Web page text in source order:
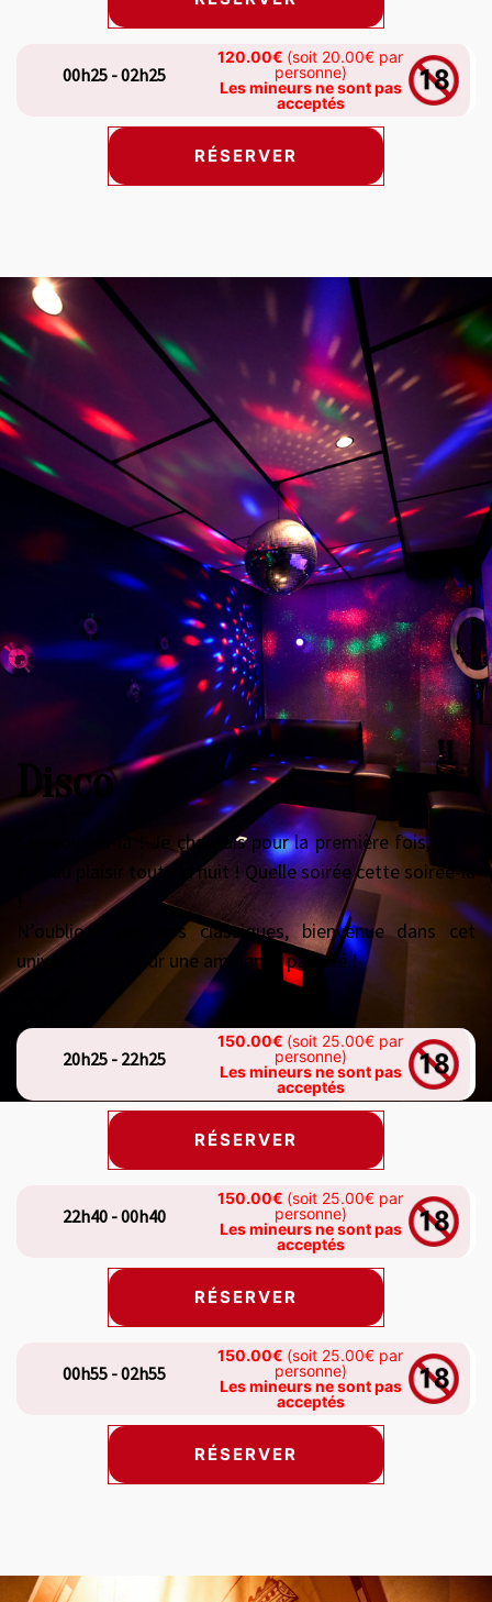
00h25 - 02h25
120.00€ (soit 20.00€ par
personne)
Les mineurs ne sont pas
acceptés
RÉSERVER
carousel shows one large product image at a time. Use the
Disco
Ces soirées-là ! Je chantais pour la première fois, j’y ai
pris du plaisir toute la nuit ! Quelle soirée cette soirée-là
N’oublions pas nos classiques, bienvenue dans cet
univers disco pour une ambiance pailleté !
20h25 - 22h25
150.00€ (soit 25.00€ par
personne)
Les mineurs ne sont pas
acceptés
RÉSERVER
22h40 - 00h40
150.00€ (soit 25.00€ par
personne)
Les mineurs ne sont pas
acceptés
RÉSERVER
00h55 - 02h55
150.00€ (soit 25.00€ par
personne)
Les mineurs ne sont pas
acceptés
RÉSERVER
carousel shows one large product image at a time. Use the